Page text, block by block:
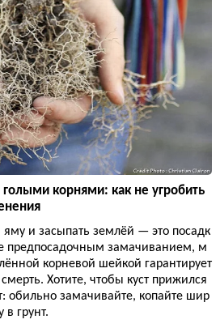
голыми корнями: как не угробить
яму и засыпать землёй — это посадк
предпосадочным замачиванием, м
корневой шейкой гарантирует
Хотите, чтобы куст прижился
обильно замачивайте, копайте шир
в грунт.